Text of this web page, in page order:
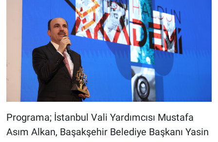
Programa; ⁠İstanbul Vali Yardımcısı Mustafa
Asım Alkan, ⁠Başakşehir Belediye Başkanı Yasin